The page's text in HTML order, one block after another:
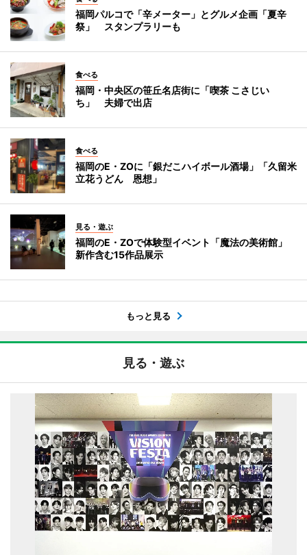
福岡パルコで「辛メーター」とグルメ企画「夏辛
祭」 スタンプラリーも
食べる
福岡・中央区の笹丘名店街に「喫茶 こさじい
ち」 夫婦で出店
食べる
福岡のE・ZOに「銀だこハイボール酒場」「久留米
立花うどん 恩想」
見る・遊ぶ
福岡のE・ZOで体験型イベント「魔法の美術館」
新作含む15作品展示
もっと見る
見る・遊ぶ